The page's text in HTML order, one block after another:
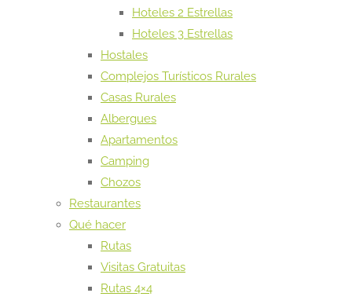
Hoteles 2 Estrellas
Hoteles 3 Estrellas
Hostales
Complejos Turísticos Rurales
Casas Rurales
Albergues
Apartamentos
Camping
Chozos
Restaurantes
Qué hacer
Rutas
Visitas Gratuitas
Rutas 4×4